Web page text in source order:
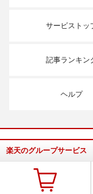
サービストッ
記事ランキン
ヘルプ
楽天のグループサービス